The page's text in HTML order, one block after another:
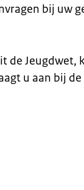
bij uw
de Jeugdwet,
u aan bij